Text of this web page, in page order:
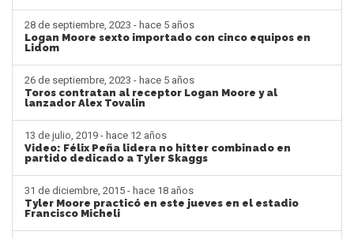
28 de septiembre, 2023 - hace 5 años
Logan Moore sexto importado con cinco equipos en
Lidom
26 de septiembre, 2023 - hace 5 años
Toros contratan al receptor Logan Moore y al
lanzador Alex Tovalin
13 de julio, 2019 - hace 12 años
Video: Félix Peña lidera no hitter combinado en
partido dedicado a Tyler Skaggs
31 de diciembre, 2015 - hace 18 años
Tyler Moore practicó en este jueves en el estadio
Francisco Micheli